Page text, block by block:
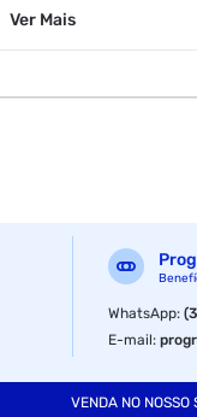
Ver Mais
WhatsApp:
E-mail:
VENDA NO NOSSO